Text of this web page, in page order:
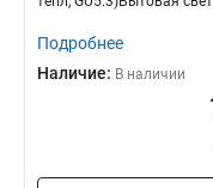
Подробнее
Наличие: В наличии